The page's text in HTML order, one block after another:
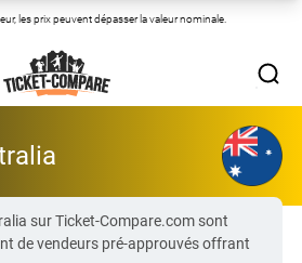
les prix peuvent dépasser la valeur nominale.
sur Ticket-Compare.com sont
de vendeurs pré-approuvés offrant